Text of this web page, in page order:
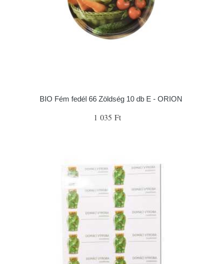
BIO Fém fedél 66 Zöldség 10 db E - ORION
1 035 Ft